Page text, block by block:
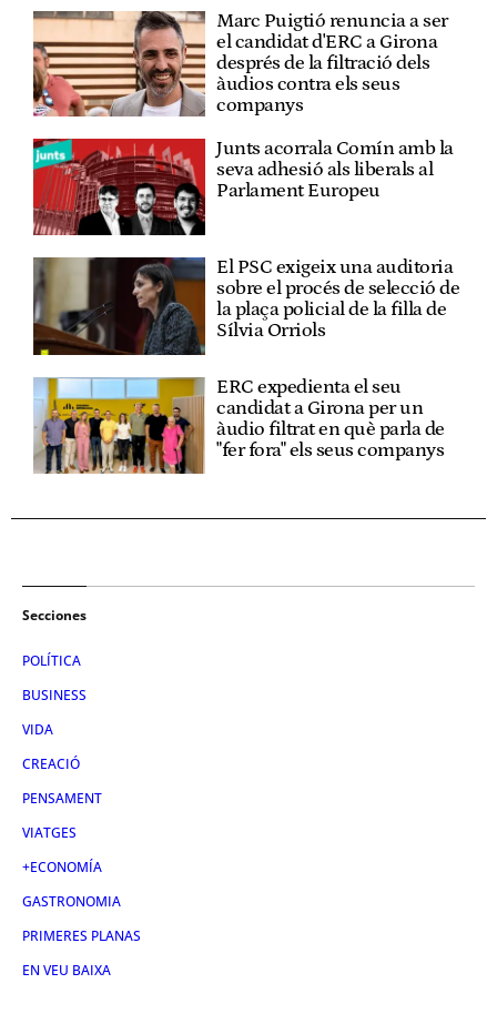
Marc Puigtió renuncia a ser
el candidat d'ERC a Girona
després de la filtració dels
àudios contra els seus
companys
Junts acorrala Comín amb la
seva adhesió als liberals al
Parlament Europeu
El PSC exigeix una auditoria
sobre el procés de selecció de
la plaça policial de la filla de
Sílvia Orriols
ERC expedienta el seu
candidat a Girona per un
àudio filtrat en què parla de
"fer fora" els seus companys
Secciones
POLÍTICA
BUSINESS
VIDA
CREACIÓ
PENSAMENT
VIATGES
+ECONOMÍA
GASTRONOMIA
PRIMERES PLANAS
EN VEU BAIXA